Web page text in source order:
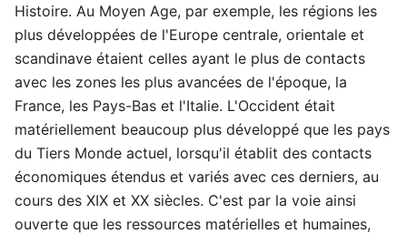
Histoire. Au Moyen Age, par exemple, les régions les
plus développées de l'Europe centrale, orientale et
scandinave étaient celles ayant le plus de contacts
avec les zones les plus avancées de l'époque, la
France, les Pays-Bas et l'Italie. L'Occident était
matériellement beaucoup plus développé que les pays
du Tiers Monde actuel, lorsqu'il établit des contacts
économiques étendus et variés avec ces derniers, au
cours des XIX et XX siècles. C'est par la voie ainsi
ouverte que les ressources matérielles et humaines,